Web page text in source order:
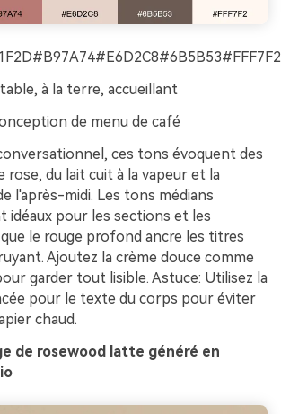
à la terre, accueillant
de menu de café
ces tons évoquent des
rose, du lait cuit à la vapeur et la
l'après-midi. Les tons médians
idéaux pour les sections et les
le rouge profond ancre les titres
Ajoutez la crème douce comme
garder tout lisible. Astuce: Utilisez la
pour le texte du corps pour éviter
chaud.
de rosewood latte généré en